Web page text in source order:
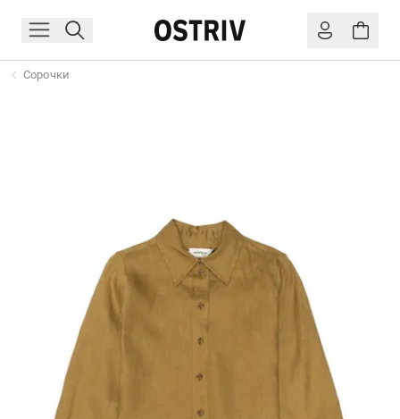
Сорочки